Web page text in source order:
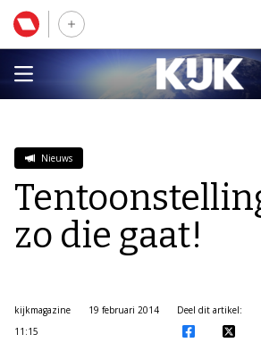
Nieuws
zo die gaat!
kijkmagazine
19 februari 2014
11:15
Deel dit artikel: